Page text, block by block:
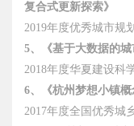
复合式更新探索》
2019年度优秀城市规
5、《基于大数据的
2018年度华夏建设科
6、《杭州梦想小镇概
2017年度全国优秀城